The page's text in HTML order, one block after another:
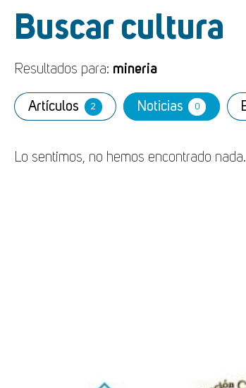
Buscar cultura
Resultados para: mineria
Artículos 2 Noticias 0
Lo sentimos, no hemos encontrado nada.